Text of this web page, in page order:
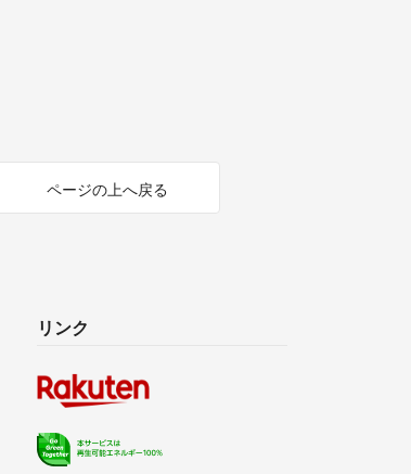
ページの上へ戻る
リンク